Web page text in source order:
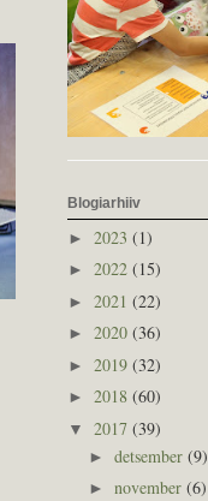
Blogiarhiiv
► 2023 (1)
► 2022 (15)
► 2021 (22)
► 2020 (36)
► 2019 (32)
► 2018 (60)
▼ 2017 (39)
► detsember (9)
► november (6)